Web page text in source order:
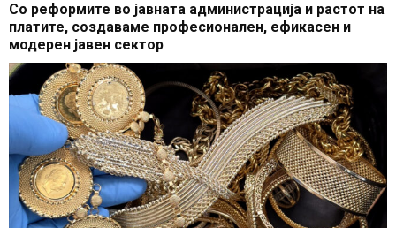
Со реформите во јавната администрација и растот на
платите, создаваме професионален, ефикасен и
модерен јавен сектор